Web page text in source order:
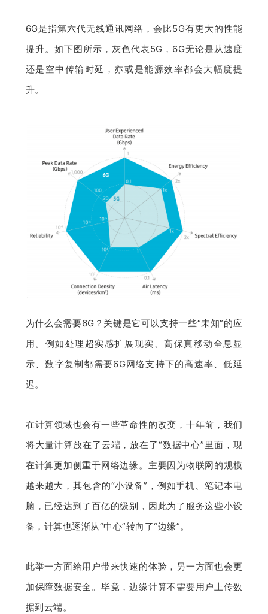
6G是指第六代无线通讯网络，会比5G有更大的性能
提升。如下图所示，灰色代表5G，6G无论是从速度
还是空中传输时延，亦或是能源效率都会大幅度提
升。
为什么会需要6G？关键是它可以支持一些“未知”的应
用。例如处理超实感扩展现实、高保真移动全息显
示、数字复制都需要6G网络支持下的高速率、低延
迟。
在计算领域也会有一些革命性的改变，十年前，我们
将大量计算放在了云端，放在了“数据中心”里面，现
在计算更加侧重于网络边缘。主要因为物联网的规模
越来越大，其包含的“小设备”，例如手机、笔记本电
脑，已经达到了百亿的级别，因此为了服务这些小设
备，计算也逐渐从“中心”转向了“边缘”。
此举一方面给用户带来快速的体验，另一方面也会更
加保障数据安全。毕竟，边缘计算不需要用户上传数
据到云端。